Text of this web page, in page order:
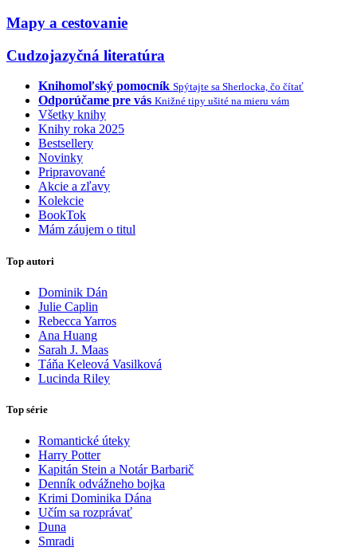
Mapy a cestovanie
Cudzojazyčná literatúra
Knihomoľský pomocník Spýtajte sa Sherlocka, čo čítať
Odporúčame pre vás Knižné tipy ušité na mieru vám
Všetky knihy
Knihy roka 2025
Bestsellery
Novinky
Pripravované
Akcie a zľavy
Kolekcie
BookTok
Mám záujem o titul
Top autori
Dominik Dán
Julie Caplin
Rebecca Yarros
Ana Huang
Sarah J. Maas
Táňa Keleová Vasilková
Lucinda Riley
Top série
Romantické úteky
Harry Potter
Kapitán Stein a Notár Barbarič
Denník odvážneho bojka
Krimi Dominika Dána
Učím sa rozprávať
Duna
Smradi